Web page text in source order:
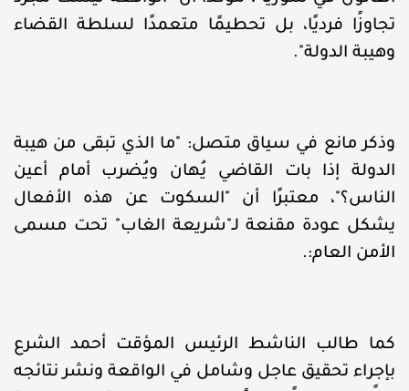
تجاوزًا فرديًا، بل تحطيمًا متعمدًا لسلطة القضاء
وهيبة الدولة".
وذكر مانع في سياق متصل: "ما الذي تبقى من هيبة
الدولة إذا بات القاضي يُهان ويُضرب أمام أعين
الناس؟"، معتبرًا أن "السكوت عن هذه الأفعال
يشكل عودة مقنعة لـ"شريعة الغاب" تحت مسمى
الأمن العام:.
كما طالب الناشط الرئيس المؤقت أحمد الشرع
بإجراء تحقيق عاجل وشامل في الواقعة ونشر نتائجه